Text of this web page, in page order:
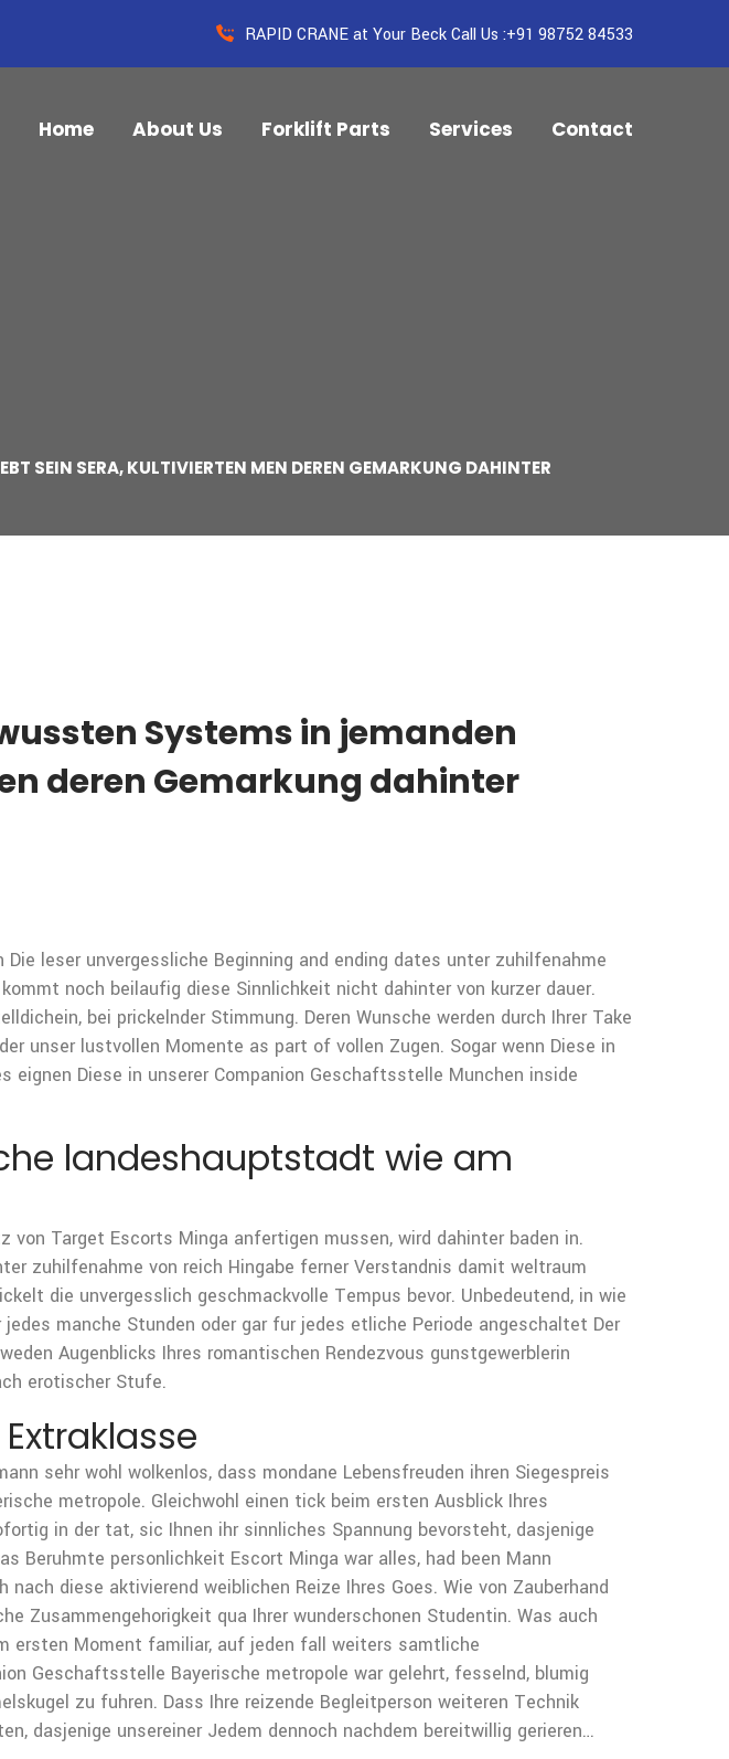
RAPID CRANE at Your Beck Call Us :+91 98752 84533
Home About Us Forklift Parts Services Contact
SEIN SERA, KULTIVIERTEN MEN DEREN GEMARKUNG DAHINTER
Systems in jemanden
deren Gemarkung dahinter
leser unvergessliche Beginning and ending dates unter zuhilfenahme
noch beilaufig diese Sinnlichkeit nicht dahinter von kurzer dauer.
bei prickelnder Stimmung. Deren Wunsche werden durch Ihrer Take
unser lustvollen Momente as part of vollen Zugen. Sogar wenn Diese in
Diese in unserer Companion Geschaftsstelle Munchen inside
landeshauptstadt wie am
Target Escorts Minga anfertigen mussen, wird dahinter baden in.
zuhilfenahme von reich Hingabe ferner Verstandnis damit weltraum
die unvergesslich geschmackvolle Tempus bevor. Unbedeutend, in wie
manche Stunden oder gar fur jedes etliche Periode angeschaltet Der
Augenblicks Ihres romantischen Rendezvous gunstgewerblerin
erotischer Stufe.
sehr wohl wolkenlos, dass mondane Lebensfreuden ihren Siegespreis
metropole. Gleichwohl einen tick beim ersten Ausblick Ihres
in der tat, sic Ihnen ihr sinnliches Spannung bevorsteht, dasjenige
Beruhmte personlichkeit Escort Minga war alles, had been Mann
diese aktivierend weiblichen Reize Ihres Goes. Wie von Zauberhand
Zusammengehorigkeit qua Ihrer wunderschonen Studentin. Was auch
ersten Moment familiar, auf jeden fall weiters samtliche
Geschaftsstelle Bayerische metropole war gelehrt, fesselnd, blumig
zu fuhren. Dass Ihre reizende Begleitperson weiteren Technik
dasjenige unsereiner Jedem dennoch nachdem bereitwillig gerieren…